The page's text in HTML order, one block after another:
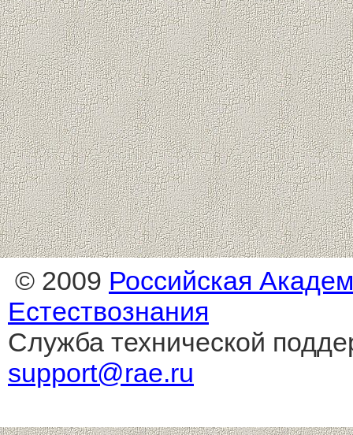
© 2009 Российская
Естествознания
Служба технической
support@rae.ru